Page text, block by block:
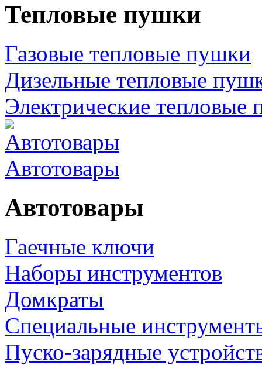
Тепловые пушки
Газовые тепловые пушки
Дизельные тепловые
Электрические тепловые
Автотовары
Автотовары
Гаечные ключи
Наборы инструментов
Домкраты
Специальные
Пуско-зарядные